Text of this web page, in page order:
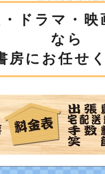
ドラマ・映
なら
房にお任せ